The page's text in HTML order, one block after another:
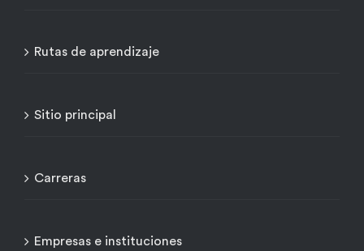
Rutas de aprendizaje
Sitio principal
Carreras
Empresas e instituciones